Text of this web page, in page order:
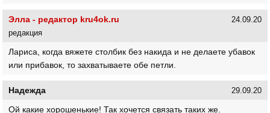
Элла - редактор kru4ok.ru
редакция
24.09.20
Лариса, когда вяжете столбик без накида и не делаете убавок
или прибавок, то захватываете обе петли.
Надежда 29.09.20
Ой какие хорошенькие! Так хочется связать таких же.